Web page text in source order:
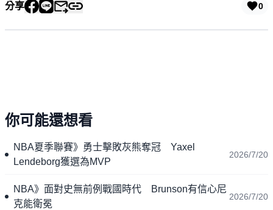
分享 0
你可能還想看
NBA夏季聯賽》勇士擊敗灰熊奪冠 Yaxel
Lendeborg獲選為MVP
2026/7/20
NBA》面對史無前例戰國時代 Brunson有信心尼
克能衛冕
2026/7/20